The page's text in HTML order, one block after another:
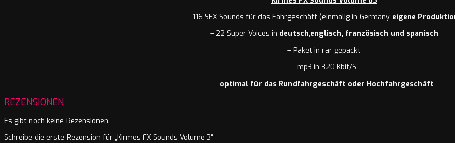
– 116 SFX Sounds für das Fahrgeschäft (einmalig in Germany eigene
– 22 Super Voices in deutsch,englisch, französisch und spanisch
– Paket in rar gepackt
– mp3 in 320 Kbit/S
– optimal für das Rundfahrgeschäft oder Hochfahrgeschäft
REZENSIONEN
Es gibt noch keine Rezensionen.
Schreibe die erste Rezension für „Kirmes FX Sounds Volume 3“